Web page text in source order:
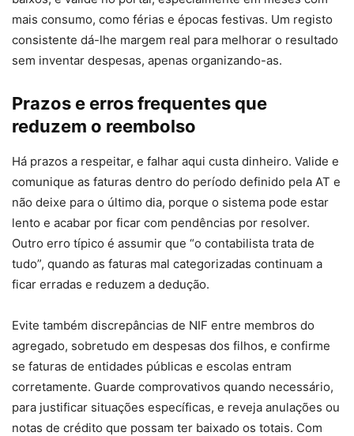
mais consumo, como férias e épocas festivas. Um registo
consistente dá-lhe margem real para melhorar o resultado
sem inventar despesas, apenas organizando-as.
Prazos e erros frequentes que
reduzem o reembolso
Há prazos a respeitar, e falhar aqui custa dinheiro. Valide e
comunique as faturas dentro do período definido pela AT e
não deixe para o último dia, porque o sistema pode estar
lento e acabar por ficar com pendências por resolver.
Outro erro típico é assumir que “o contabilista trata de
tudo”, quando as faturas mal categorizadas continuam a
ficar erradas e reduzem a dedução.
Evite também discrepâncias de NIF entre membros do
agregado, sobretudo em despesas dos filhos, e confirme
se faturas de entidades públicas e escolas entram
corretamente. Guarde comprovativos quando necessário,
para justificar situações específicas, e reveja anulações ou
notas de crédito que possam ter baixado os totais. Com